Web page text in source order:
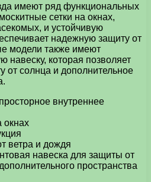
имеют ряд функциональных
сетки на окнах,
и устойчивую
надежную защиту от
модели также имеют
навеску, которая позволяет
от солнца и дополнительное
внутреннее
окнах
ветра и дождя
навеска для защиты от
пространства